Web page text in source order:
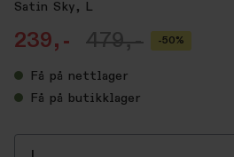
Satin Sky, L
239,- 479,- -50%
Få på nettlager
Få på butikklager